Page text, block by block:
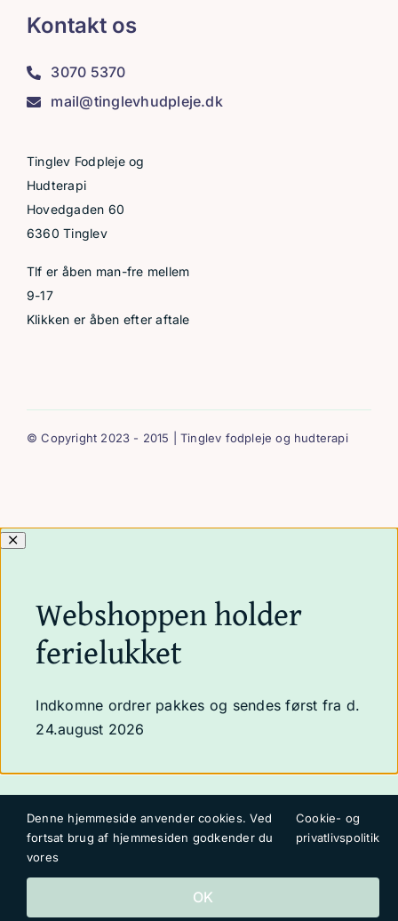
Kontakt os
3070 5370
mail@tinglevhudpleje.dk
Tinglev Fodpleje og
Hudterapi
Hovedgaden 60
6360 Tinglev
Tlf er åben man-fre mellem
9-17
Klikken er åben efter aftale
© Copyright 2023 - 2015 | Tinglev fodpleje og hudterapi
Webshoppen holder
ferielukket
Indkomne ordrer pakkes og sendes først fra d.
24.august 2026
Denne hjemmeside anvender cookies. Ved
fortsat brug af hjemmesiden godkender du
vores
Cookie- og
privatlivspolitik
OK